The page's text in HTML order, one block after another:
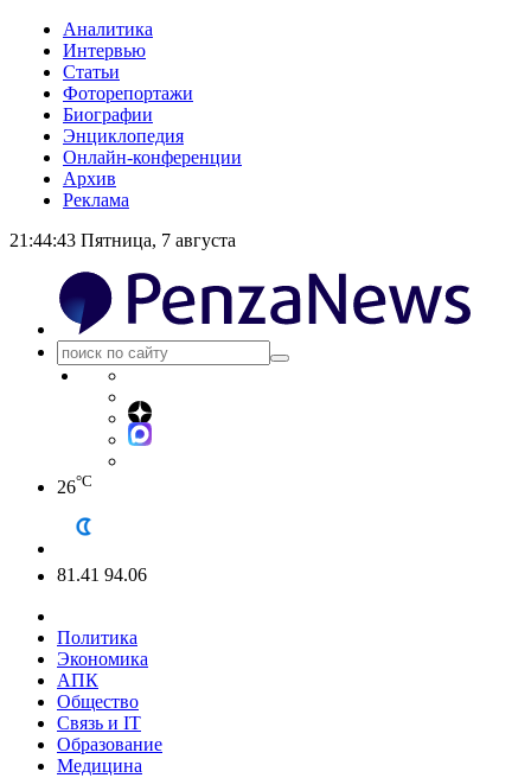
Аналитика
Интервью
Статьи
Фоторепортажи
Биографии
Энциклопедия
Онлайн-конференции
Архив
Реклама
21:44:43 Пятница, 7 августа
26°C
81.41 94.06
Политика
Экономика
АПК
Общество
Связь и IT
Образование
Медицина